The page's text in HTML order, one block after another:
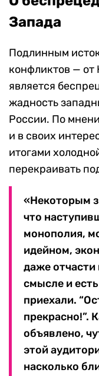
Запада
Подлинным
конфликтов —
является
жадность
России. По
и в своих
итогами
перекраивать
«Некоторым
что
монополия,
идейном,
даже отчасти
смысле и
приехали.
прекрасно!”.
объявлено,
этой
насколько